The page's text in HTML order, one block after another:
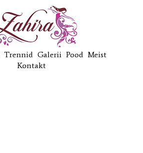
Trennid Galerii Pood Meist
Kontakt